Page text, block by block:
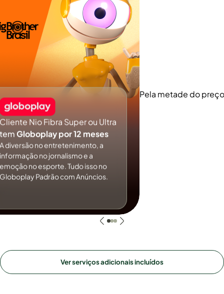
Cliente Nio Fibra Super ou Ultra
temGloboplay por 12 meses
A diversão no entretenimento, a
informação no jornalismo e a
emoção no esporte. Tudo isso no
Globoplay Padrão com Anúncios.
Pela metade do preço
Ver serviços adicionais incluídos